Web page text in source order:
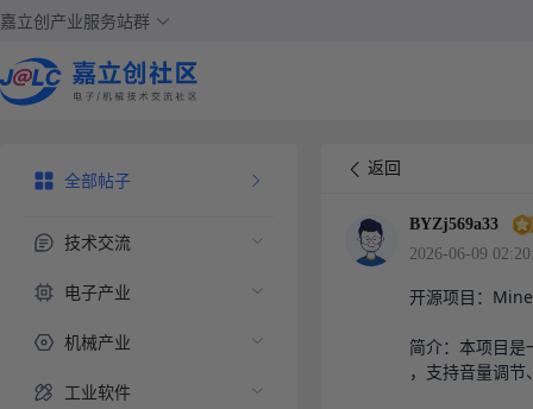
嘉立创产业服务站群
全部帖子
技术交流
电子产业
机械产业
工业软件
返回
BYZj569a33
2026-06-09
开源项目：
简介：本项目是
，支持音量调